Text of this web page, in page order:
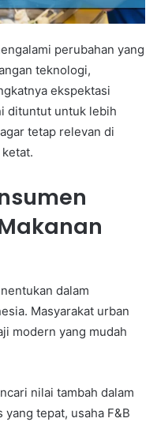
perubahan yang
teknologi,
ekspektasi
dituntut untuk lebih
tetap relevan di
dalam
Masyarakat urban
modern yang mudah
nilai tambah dalam
tepat, usaha F&B